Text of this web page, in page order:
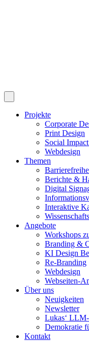
Projekte
Corporate
Print Design
Social
Webdesign
Themen
Berichte &
Digital
Interaktive
Angebote
Workshops
Branding &
KI Design
Re-Branding
Webdesign
Webseiten-
Über uns
Neuigkeiten
Newsletter
Lukas‘
Demokratie
Kontakt